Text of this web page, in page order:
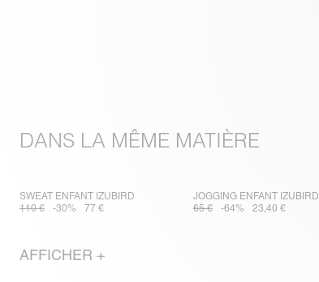
DANS LA MÊME MATIÈRE
SWEAT ENFANT IZUBIRD
110 €
-30% 77 €
JOGGING ENFANT IZUBIRD
65 €
-64% 23,40 €
AFFICHER +